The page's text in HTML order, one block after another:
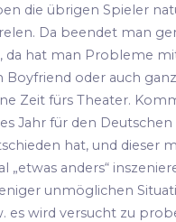
die übrigen Spieler
Da beendet man
da hat man Probleme
Boyfriend oder auch
Zeit fürs Theater.
Jahr für den
hat, und dieser
„etwas anders“
unmöglichen
es wird versucht zu